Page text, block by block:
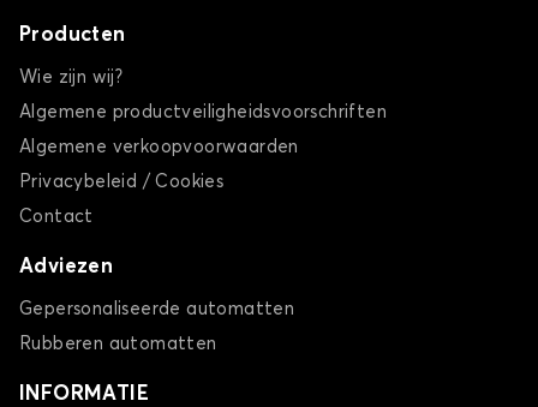
Producten
Wie zijn wij?
Algemene productveiligheidsvoorschriften
Algemene verkoopvoorwaarden
Privacybeleid / Cookies
Contact
Adviezen
Gepersonaliseerde automatten
Rubberen automatten
INFORMATIE